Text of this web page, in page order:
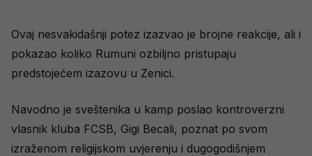
Ovaj nesvakidašnji potez izazvao je brojne reakcije, ali i
pokazao koliko Rumuni ozbiljno pristupaju
predstojećem izazovu u Zenici.
Navodno je sveštenika u kamp poslao kontroverzni
vlasnik kluba FCSB, Gigi Becali, poznat po svom
izraženom religijskom uvjerenju i dugogodišnjem